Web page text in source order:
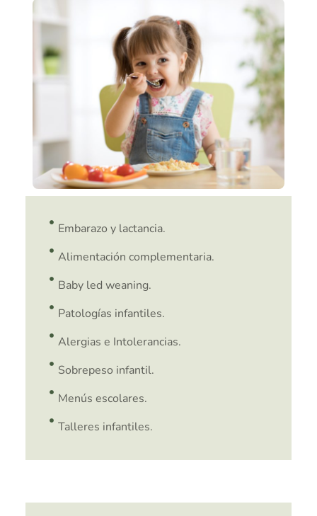
Embarazo y lactancia.
Alimentación complementaria.
Baby led weaning.
Patologías infantiles.
Alergias e Intolerancias.
Sobrepeso infantil.
Menús escolares.
Talleres infantiles.